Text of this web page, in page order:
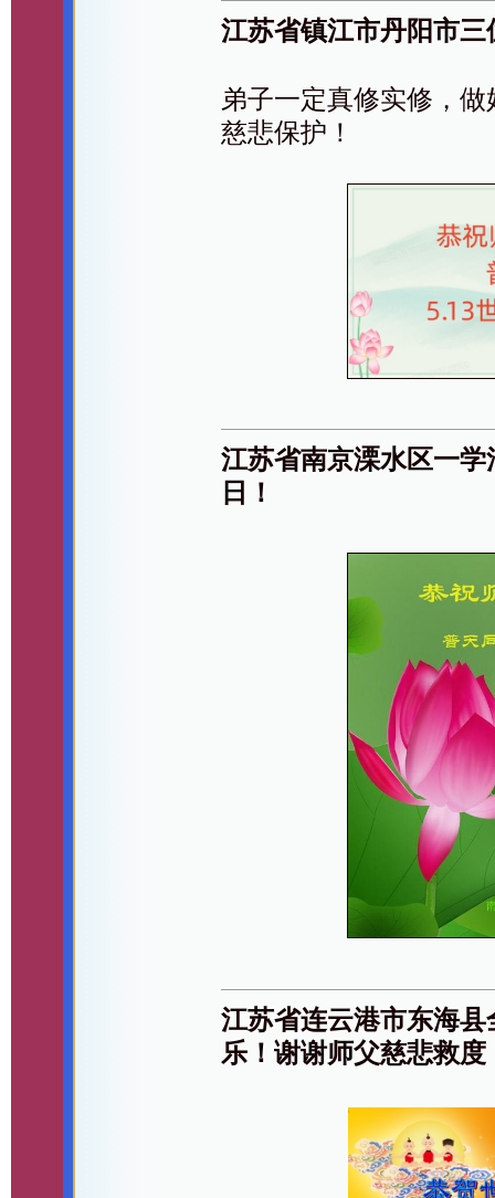
江苏省镇江市丹阳市
弟子一定真修实修，
慈悲保护！
江苏省南京溧水区一
日！
江苏省连云港市东海
乐！谢谢师父慈悲救度